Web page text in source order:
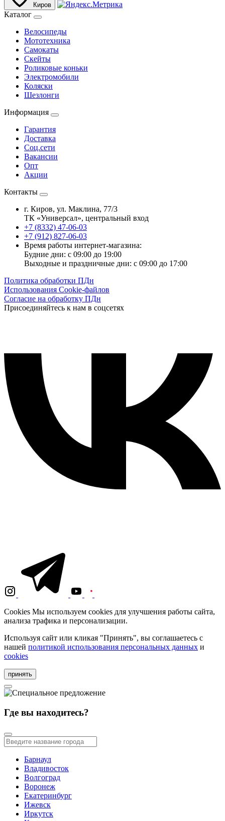
Киров
Каталог
Велосипеды
Мототехника
Самокаты
Скейты
Роликовые коньки
Электромобили
Коляски
Шезлонги
Информация
Гарантия
Доставка
Соц.сети
Вакансии
Опт
Акции
Контакты
г. Киров, ул. Маклина, 77/3
ТК «Универсал», центральный вход
+7 (8332) 47-06-03
+7 (912) 827-06-03
Время работы интернет-магазина:
Будние дни: с 09:00 до 19:00
Выходные и праздничные дни: с 09:00 до 17:00
Политика обработки ПДн
Использования Cookie-файлов
Согласие на обработку ПДн
Присоединяйтесь к нам в соцсетях
Cookies Мы используем cookies для улучшения работы сайта,
анализа трафика и персонализации.
Используя сайт или кликая "Принять", вы соглашаетесь с
нашей политикой использования персональных данных и
cookies
принять
Где вы находитесь?
Барнаул
Владивосток
Волгоград
Воронеж
Екатеринбург
Ижевск
Иркутск